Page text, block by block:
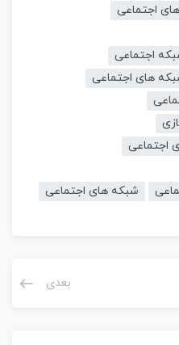
اجتماعی
اجتماعی
های اجتماعی
اجتماعی
شبکه های اجتماعی
بعدی